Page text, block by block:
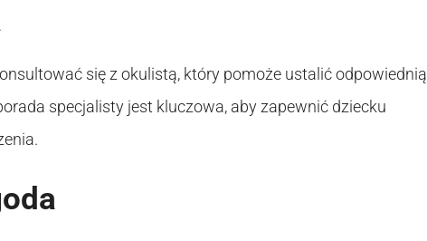
się z okulistą, który pomoże ustalić odpowiednią
specjalisty jest kluczowa, aby zapewnić dziecku